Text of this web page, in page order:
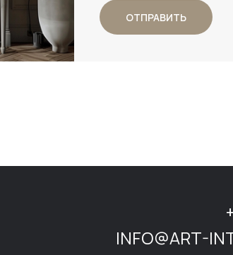
ОТПРАВИТЬ
INFO@ART-